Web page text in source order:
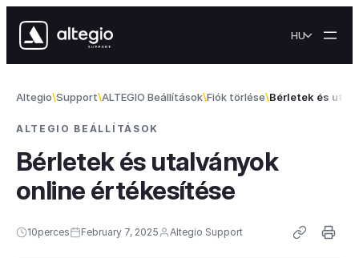
HU
Altegio Support ALTEGIO Beállítások Fiók törlése Bérletek és
ALTEGIO BEÁLLÍTÁSOK
Bérletek és utalványok
online értékesítése
10perces February 7, 2025 Altegio Support